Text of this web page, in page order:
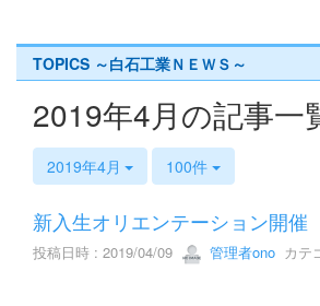
TOPICS ～白石工業ＮＥＷＳ～
2019年4月の記事一
2019年4月 100件
新入生オリエンテーション開催
投稿日時 : 2019/04/09 管理者ono カテ